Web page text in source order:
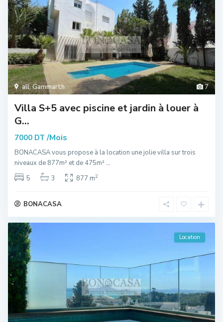
7
all,Gammarth
Villa S+5 avec piscine et jardin à louer à
G...
7000 DT/Mois
BONACASA vous propose à la location une jolie villa sur trois
niveaux de 877m² et de 475m²...
5
3 877 m2
BONACASA
Location